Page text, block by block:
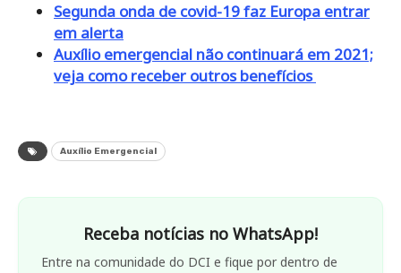
Segunda onda de covid-19 faz Europa entrar
em alerta
Auxílio emergencial não continuará em 2021;
veja como receber outros benefícios
Auxílio Emergencial
Receba notícias no WhatsApp!
Entre na comunidade do DCI e fique por dentro de